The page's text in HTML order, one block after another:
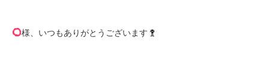
様、いつもありがとうございます